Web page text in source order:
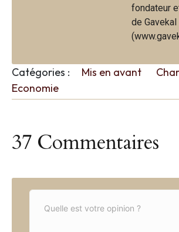
fondateur
de
Catégories : Mis en avant
Economie
37 Commentaires
C